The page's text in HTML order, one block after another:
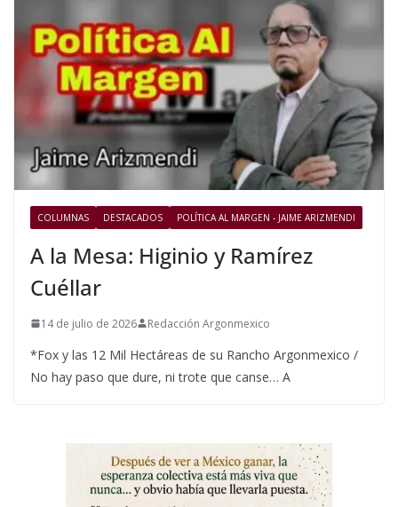
COLUMNAS DESTACADOS POLÍTICA AL MARGEN - JAIME ARIZMENDI
A la Mesa: Higinio y Ramírez
Cuéllar
14 de julio de 2026 Redacción Argonmexico
*Fox y las 12 Mil Hectáreas de su Rancho Argonmexico /
No hay paso que dure, ni trote que canse… A